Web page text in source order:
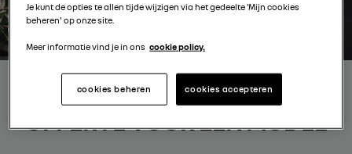
ONTVANG GRATIS JOUW
OFFERTE VOOR EEN MODEL
Je kunt de opties te allen tijde wijzigen via het gedeelte 'Mijn cookies
beheren' op onze site.
Meer informatie vind je in ons cookie policy.
cookies accepteren
cookies beheren